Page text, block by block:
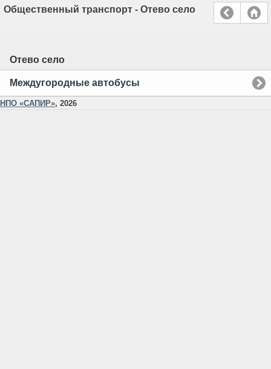
Общественный транспорт - Отево село
Отево село
Междугородные автобусы
НПО «САПИР», 2026